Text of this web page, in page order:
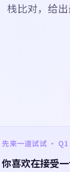
栈比对，给
先来一道试试 ·
你喜欢在接受